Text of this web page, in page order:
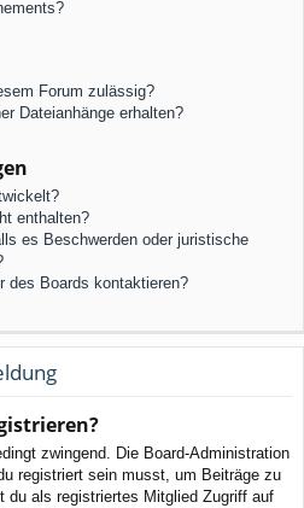
Forum zulässig?
Dateianhänge erhalten?
enthalten?
es Beschwerden oder juristische
des Boards kontaktieren?
zwingend. Die Board-Administration
registriert sein musst, um Beiträge zu
du als registriertes Mitglied Zugriff auf